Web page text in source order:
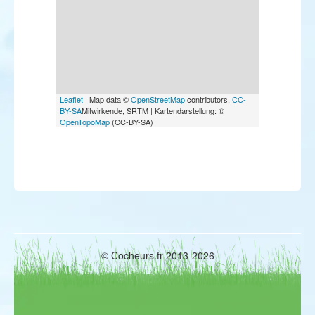
Leaflet | Map data ©OpenStreetMapcontributors, CC-
BY-SAMitwirkende, SRTM | Kartendarstellung: ©
OpenTopoMap (CC-BY-SA)
© Cocheurs.fr 2013-2026